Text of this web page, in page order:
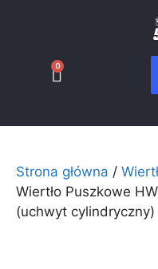
0
Strona główna /
Wiertło Puszkowe
(uchwyt cylindryczny)